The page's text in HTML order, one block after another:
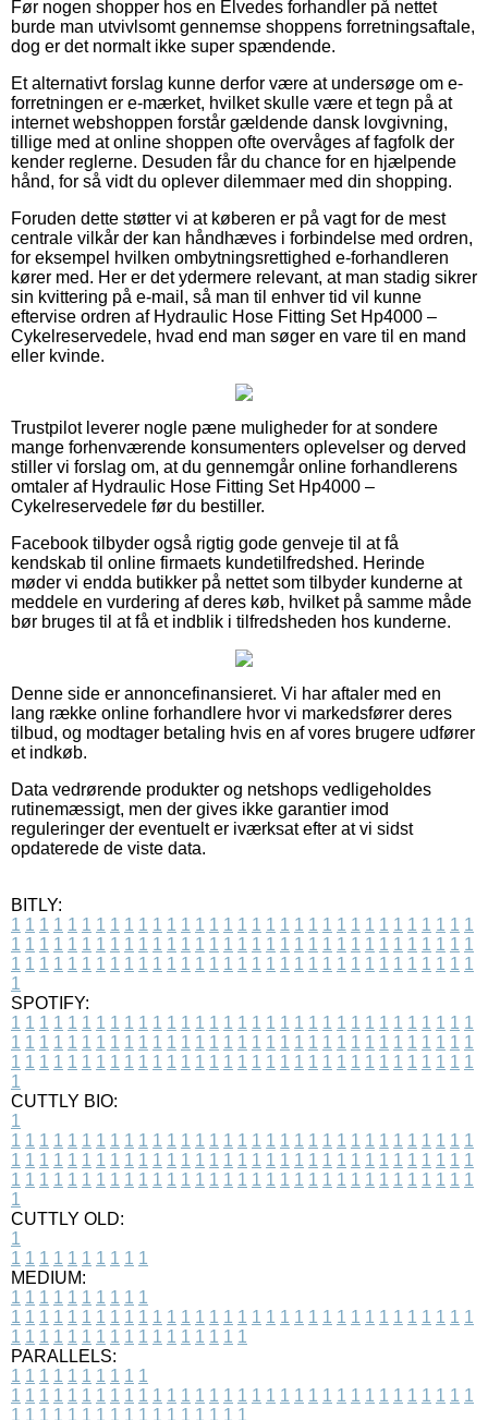
Før nogen shopper hos en Elvedes forhandler på nettet
burde man utvivlsomt gennemse shoppens forretningsaftale,
dog er det normalt ikke super spændende.
Et alternativt forslag kunne derfor være at undersøge om e-
forretningen er e-mærket, hvilket skulle være et tegn på at
internet webshoppen forstår gældende dansk lovgivning,
tillige med at online shoppen ofte overvåges af fagfolk der
kender reglerne. Desuden får du chance for en hjælpende
hånd, for så vidt du oplever dilemmaer med din shopping.
Foruden dette støtter vi at køberen er på vagt for de mest
centrale vilkår der kan håndhæves i forbindelse med ordren,
for eksempel hvilken ombytningsrettighed e-forhandleren
kører med. Her er det ydermere relevant, at man stadig sikrer
sin kvittering på e-mail, så man til enhver tid vil kunne
eftervise ordren af Hydraulic Hose Fitting Set Hp4000 –
Cykelreservedele, hvad end man søger en vare til en mand
eller kvinde.
Trustpilot leverer nogle pæne muligheder for at sondere
mange forhenværende konsumenters oplevelser og derved
stiller vi forslag om, at du gennemgår online forhandlerens
omtaler af Hydraulic Hose Fitting Set Hp4000 –
Cykelreservedele før du bestiller.
Facebook tilbyder også rigtig gode genveje til at få
kendskab til online firmaets kundetilfredshed. Herinde
møder vi endda butikker på nettet som tilbyder kunderne at
meddele en vurdering af deres køb, hvilket på samme måde
bør bruges til at få et indblik i tilfredsheden hos kunderne.
Denne side er annoncefinansieret. Vi har aftaler med en
lang række online forhandlere hvor vi markedsfører deres
tilbud, og modtager betaling hvis en af vores brugere udfører
et indkøb.
Data vedrørende produkter og netshops vedligeholdes
rutinemæssigt, men der gives ikke garantier imod
reguleringer der eventuelt er iværksat efter at vi sidst
opdaterede de viste data.
BITLY:
1 1 1 1 1 1 1 1 1 1 1 1 1 1 1 1 1 1 1 1 1 1 1 1 1 1 1 1 1 1 1 1 1
1 1 1 1 1 1 1 1 1 1 1 1 1 1 1 1 1 1 1 1 1 1 1 1 1 1 1 1 1 1 1 1 1
1 1 1 1 1 1 1 1 1 1 1 1 1 1 1 1 1 1 1 1 1 1 1 1 1 1 1 1 1 1 1 1 1
1
SPOTIFY:
1 1 1 1 1 1 1 1 1 1 1 1 1 1 1 1 1 1 1 1 1 1 1 1 1 1 1 1 1 1 1 1 1
1 1 1 1 1 1 1 1 1 1 1 1 1 1 1 1 1 1 1 1 1 1 1 1 1 1 1 1 1 1 1 1 1
1 1 1 1 1 1 1 1 1 1 1 1 1 1 1 1 1 1 1 1 1 1 1 1 1 1 1 1 1 1 1 1 1
1
CUTTLY BIO:
1
1 1 1 1 1 1 1 1 1 1 1 1 1 1 1 1 1 1 1 1 1 1 1 1 1 1 1 1 1 1 1 1 1
1 1 1 1 1 1 1 1 1 1 1 1 1 1 1 1 1 1 1 1 1 1 1 1 1 1 1 1 1 1 1 1 1
1 1 1 1 1 1 1 1 1 1 1 1 1 1 1 1 1 1 1 1 1 1 1 1 1 1 1 1 1 1 1 1 1
1
CUTTLY OLD:
1
1 1 1 1 1 1 1 1 1 1
MEDIUM:
1 1 1 1 1 1 1 1 1 1
1 1 1 1 1 1 1 1 1 1 1 1 1 1 1 1 1 1 1 1 1 1 1 1 1 1 1 1 1 1 1 1 1
1 1 1 1 1 1 1 1 1 1 1 1 1 1 1 1 1
PARALLELS:
1 1 1 1 1 1 1 1 1 1
1 1 1 1 1 1 1 1 1 1 1 1 1 1 1 1 1 1 1 1 1 1 1 1 1 1 1 1 1 1 1 1 1
1 1 1 1 1 1 1 1 1 1 1 1 1 1 1 1 1